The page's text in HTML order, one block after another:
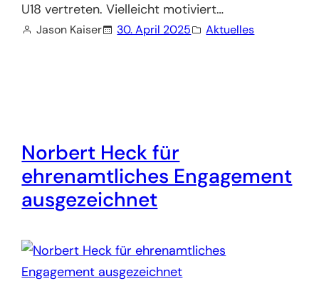
U18 vertreten. Vielleicht motiviert…
Jason Kaiser 30. April 2025 Aktuelles
Norbert Heck für
ehrenamtliches Engagement
ausgezeichnet